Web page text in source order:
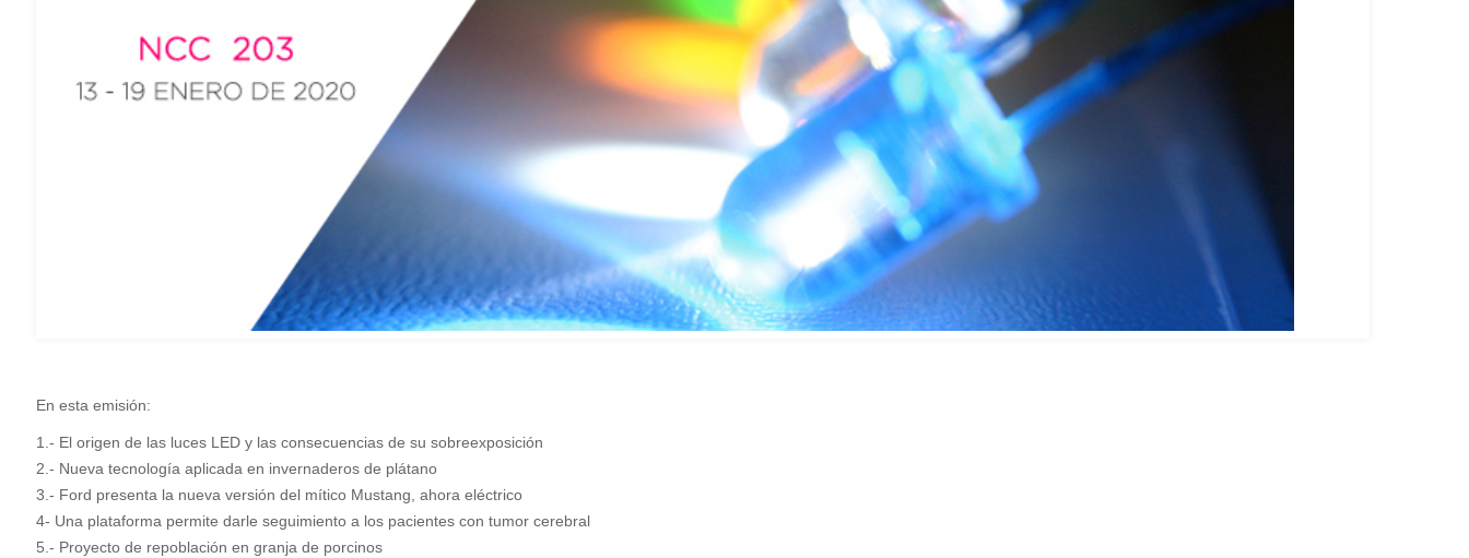
En esta emisión:
1.- El origen de las luces LED y las consecuencias de su sobreexposición
2.- Nueva tecnología aplicada en invernaderos de plátano
3.- Ford presenta la nueva versión del mítico Mustang, ahora eléctrico
4- Una plataforma permite darle seguimiento a los pacientes con tumor cerebral
5.- Proyecto de repoblación en granja de porcinos